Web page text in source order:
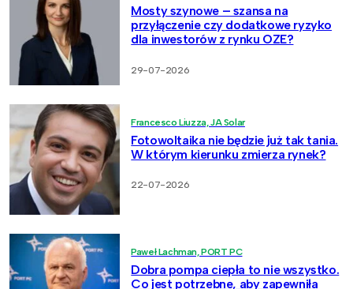
Mosty szynowe – szansa na
przyłączenie czy dodatkowe ryzyko
dla inwestorów z rynku OZE?
29-07-2026
Francesco Liuzza, JA Solar
Fotowoltaika nie będzie już tak tania.
W którym kierunku zmierza rynek?
22-07-2026
Paweł Lachman, PORT PC
Dobra pompa ciepła to nie wszystko.
Co jest potrzebne, aby zapewniła